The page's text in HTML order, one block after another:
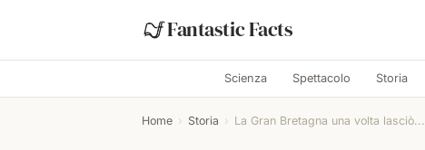
Fantastic Facts
Scienza Spettacolo Storia
Home › Storia › La Gran Bretagna una volta lasciò...